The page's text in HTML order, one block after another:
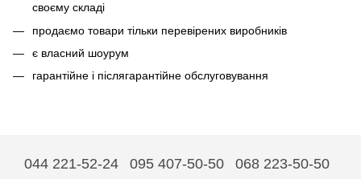
своєму складі
продаємо товари тільки перевірених виробників
є власний шоурум
гарантійне і післягарантійне обслуговування
044 221-52-24 095 407-50-50
068 223-50-50